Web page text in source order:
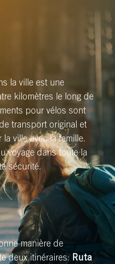
la ville est une
kilomètres le long de
pour vélos sont
transport original et
ville avec la famille.
voyage dans toute la
sécurité.
manière de
deux itinéraires: Ruta